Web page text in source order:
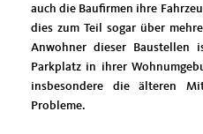
auch die Baufirmen ihre
dies zum Teil sogar über
Anwohner dieser Baustellen
Parkplatz in ihrer
insbesondere die älteren
Probleme.